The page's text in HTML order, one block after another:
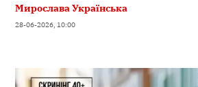
Мирослава Українська
28-06-2026, 10:00